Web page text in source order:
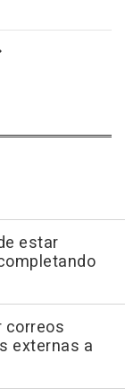
estar
correos
externas a